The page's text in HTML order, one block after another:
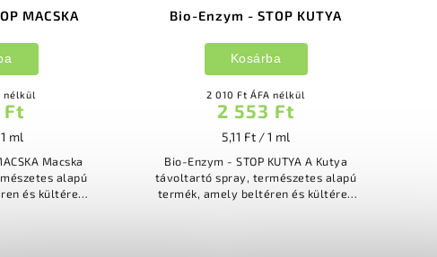
MACSKA
nélkül
Ft
ml
Macska
alapú
és kültéren
Bio-Enzym - STOP KUTYA
2 010 Ft ÁFA nélkül
2 553 Ft
5,11 Ft / 1 ml
Kosárba
Bio-Enzym - STOP KUTYA A Kutya
távoltartó spray, természetes alapú
termék, amely beltéren és kültéren